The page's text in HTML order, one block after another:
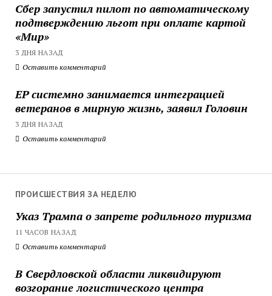
Сбер запустил пилот по автоматическому
подтверждению льгот при оплате картой
«Мир»
3 ДНЯ НАЗАД
Оставить комментарий
ЕР системно занимается интеграцией
ветеранов в мирную жизнь, заявил Головин
3 ДНЯ НАЗАД
Оставить комментарий
ПРОИСШЕСТВИЯ ЗА НЕДЕЛЮ
Указ Трампа о запрете родильного туризма
11 ЧАСОВ НАЗАД
Оставить комментарий
В Свердловской области ликвидируют
возгорание логистического центра